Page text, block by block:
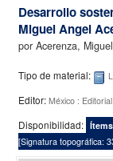
Desarrollo
Miguel Angel
por Acerenza,
Tipo de material:
Editor: México :
Disponibilidad:
[Signatura topográfica: